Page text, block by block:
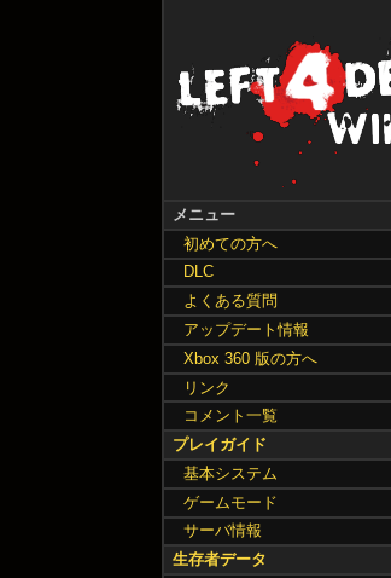
メニュー
初めての方へ
DLC
よくある質問
アップデート情報
Xbox 360 版の方へ
リンク
コメント一覧
プレイガイド
基本システム
ゲームモード
サーバ情報
生存者データ